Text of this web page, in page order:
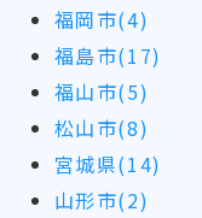
福岡市(4)
福島市(17)
福山市(5)
松山市(8)
宮城県(14)
山形市(2)